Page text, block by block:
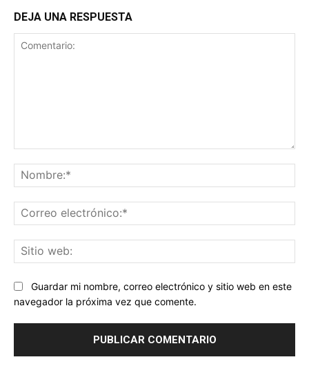
DEJA UNA RESPUESTA
Guardar mi nombre, correo electrónico y sitio web en este
navegador la próxima vez que comente.